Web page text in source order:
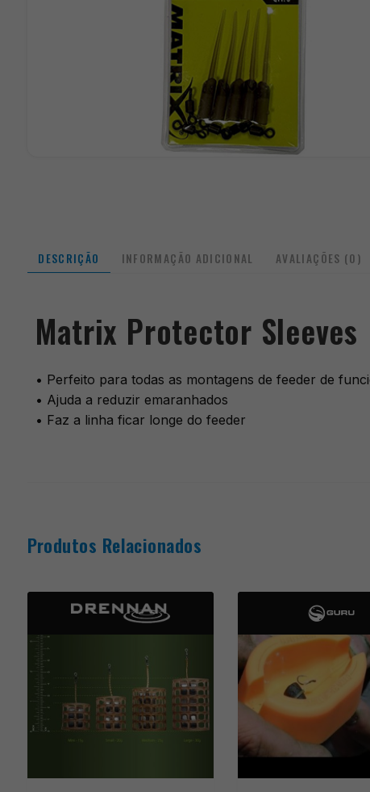
DESCRIÇÃO INFORMAÇÃO ADICIONAL AVALIAÇÕES (0)
Matrix Protector Sleeves
• Perfeito para todas as montagens de feeder de
• Ajuda a reduzir emaranhados
• Faz a linha ficar longe do feeder
Produtos Relacionados